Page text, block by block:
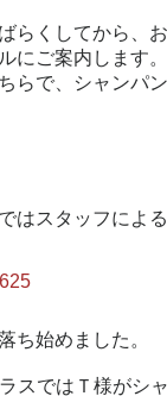
らくしてから、
にご案内します。
らで、シャンパ
はスタッフによ
ち始めました。
スではＴ様がシ